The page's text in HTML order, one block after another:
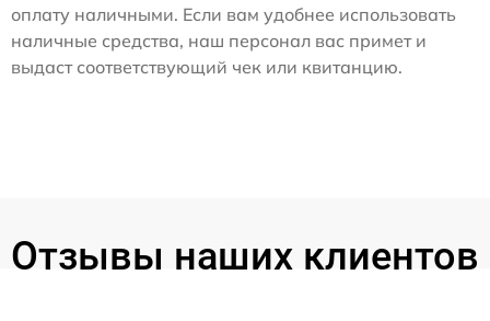
оплату наличными. Если вам удобнее использовать
наличные средства, наш персонал вас примет и
выдаст соответствующий чек или квитанцию.
Отзывы наших клиентов